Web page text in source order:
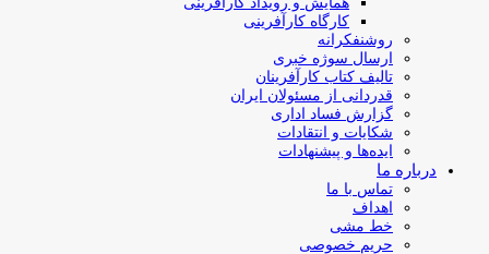
کارگاه کارآفرینی
روشنفکرانه
ارسال سوژه‌ خبری
تالیف کتاب کارآفرینان
قدردانی از مسئولان ایران
گزارش فساد اداری
شکایات و انتقادات
ایده‌ها و پیشنهادات
درباره ما
تماس با ما
اهداف
خط مشی
حریم خصوصی